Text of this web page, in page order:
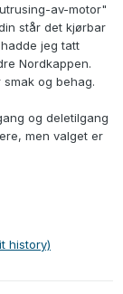
av-motor"
står det kjørbar
jeg tatt
Nordkappen.
og behag.
og deletilgang
men valget er
history)